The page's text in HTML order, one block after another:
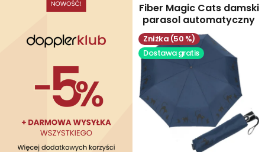
Fiber Magic Cats damski
parasol automatyczny
(50 %)
Dostawa gratis